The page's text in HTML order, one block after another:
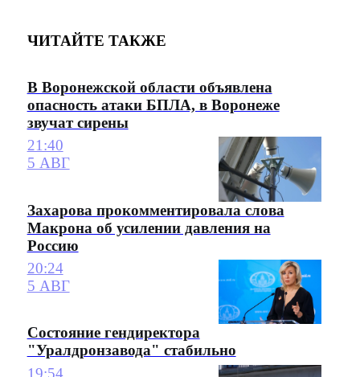
ЧИТАЙТЕ ТАКЖЕ
В Воронежской области объявлена
опасность атаки БПЛА, в Воронеже
звучат сирены
21:40
5 АВГ
Захарова прокомментировала слова
Макрона об усилении давления на
Россию
20:24
5 АВГ
Состояние гендиректора
"Уралдронзавода" стабильно
19:54